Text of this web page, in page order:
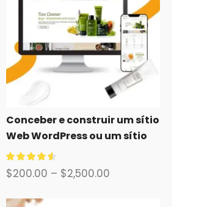
Conceber e construir um sítio
Web WordPress ou um sítio
empresarial com um sistema
de comércio eletrónico
completo para si.
$200.00 – $2,500.00